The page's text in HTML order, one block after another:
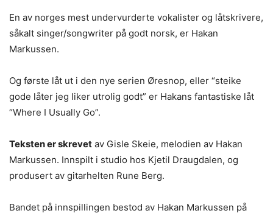
En av norges mest undervurderte vokalister og låtskrivere,
såkalt singer/songwriter på godt norsk, er Hakan
Markussen.
Og første låt ut i den nye serien Øresnop, eller “steike
gode låter jeg liker utrolig godt” er Hakans fantastiske låt
“Where I Usually Go”.
Teksten er skrevet av Gisle Skeie, melodien av Hakan
Markussen. Innspilt i studio hos Kjetil Draugdalen, og
produsert av gitarhelten Rune Berg.
Bandet på innspillingen bestod av Hakan Markussen på